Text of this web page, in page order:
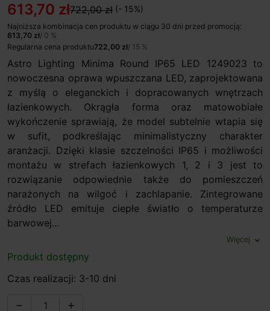
613,70 zł722,00 zł (- 15%)
Najniższa kombinacja cen produktu w ciągu 30 dni przed promocją:
613,70 zł/ 0 %
Regularna cena produktu722,00 zł/ 15 %
Astro Lighting Minima Round IP65 LED 1249023 to
nowoczesna oprawa wpuszczana LED, zaprojektowana
z myślą o eleganckich i dopracowanych wnętrzach
łazienkowych. Okrągła forma oraz matowobiałe
wykończenie sprawiają, że model subtelnie wtapia się
w sufit, podkreślając minimalistyczny charakter
aranżacji. Dzięki klasie szczelności IP65 i możliwości
montażu w strefach łazienkowych 1, 2 i 3 jest to
rozwiązanie odpowiednie także do pomieszczeń
narażonych na wilgoć i zachlapanie. Zintegrowane
źródło LED emituje ciepłe światło o temperaturze
barwowej...
Więcej expand_more
Produkt dostępny
Czas realizacji: 3-10 dni
 